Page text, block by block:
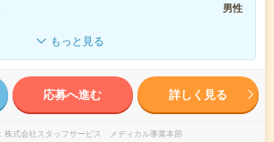
男性
もっと見る
応募へ進む 詳しく見る
株式会社スタッフサービス メディカル事業本部